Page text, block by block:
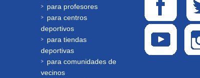
para profesores
para centros
deportivos
para tiendas
deportivas
para comunidades de
vecinos